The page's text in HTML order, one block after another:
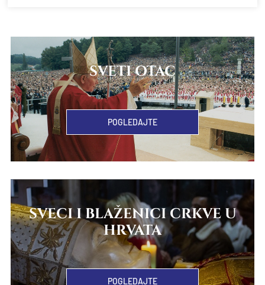
SVETI OTAC
POGLEDAJTE
SVECI I BLAŽENICI CRKVE U
HRVATA
POGLEDAJTE